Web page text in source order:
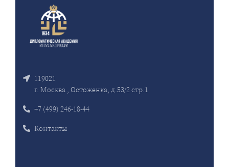
119021
г. Москва , Остоженка, д.53/2 стр.1
+7 (499) 246-18-44
Контакты